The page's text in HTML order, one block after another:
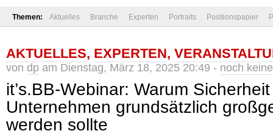
Themen: Aktuelles Branche Experten Portraits Positionspapier
AKTUELLES, EXPERTEN,
von dp am Dienstag, März 18, 2025 20:49 - noch
it’s.BB-Webinar: Warum
Unternehmen grundsätzlich
werden sollte